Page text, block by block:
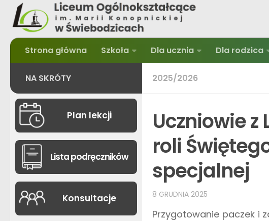
Strona główna Szkoła Dla ucznia Dla rodzica
2025/2026
Uczniowie z
roli
specjalnej
8 GRUDNIA 2025
Przygotowanie paczek i
NA SKRÓTY
Plan lekcji
Lista podręczników
Konsultacje